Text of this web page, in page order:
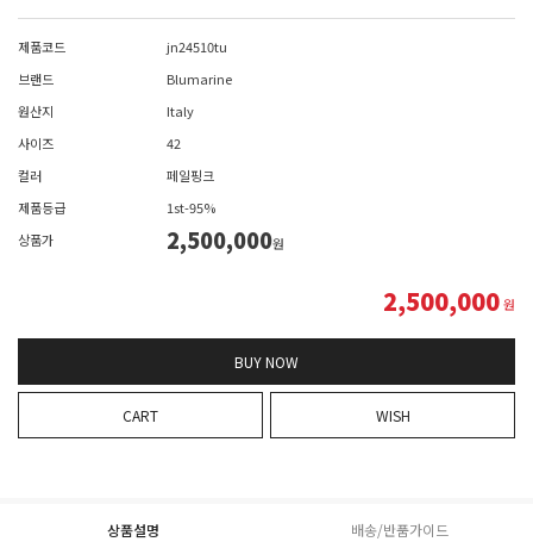
제품코드
jn24510tu
브랜드
Blumarine
원산지
Italy
사이즈
42
컬러
페일핑크
제품등급
1st-95%
상품가
2,500,000원
2,500,000원
BUY NOW
CART WISH
상품설명 배송/반품가이드